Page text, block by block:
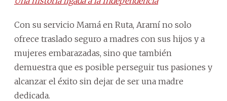
Con su servicio Mamá en Ruta, Aramí no solo
ofrece traslado seguro a madres con sus hijos y a
mujeres embarazadas, sino que también
demuestra que es posible perseguir tus pasiones y
alcanzar el éxito sin dejar de ser una madre
dedicada.